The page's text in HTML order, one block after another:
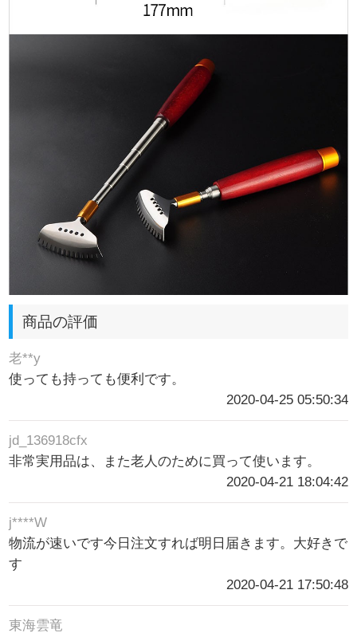
商品の評価
老**y
使っても持っても便利です。
2020-04-25 05:50:34
jd_136918cfx
非常実用品は、また老人のために買って使います。
2020-04-21 18:04:42
j****W
物流が速いです今日注文すれば明日届きます。大好きで
す
2020-04-21 17:50:48
東海雲竜